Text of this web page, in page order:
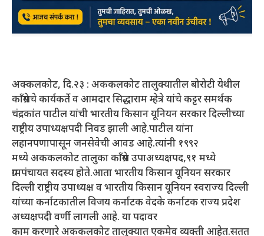
अक्कलकोट, दि.२३ : अककलकोट तालुक्यातील बोरोटी येथील
काँग्रेसचे कार्यकर्ते व आमदार सिद्धाराम म्हेत्रे यांचे कट्टर समर्थक
चंद्रकांत पाटील यांची भारतीय किसान यूनियन सरकार दिल्लीच्या
राष्ट्रीय उपाध्यक्षपदी निवड झाली आहे.पाटील यांना
लहानपणापासून जनसेवेची आवड आहे.त्यांनी १९९२
मध्ये अककलकोट तालुका काँग्रेस उपाअध्यक्षपद,९१ मध्ये
ग्रामपंचायत सदस्य होते.आता भारतीय किसान यूनियन सरकार
दिल्ली राष्ट्रीय उपाध्यक्ष व भारतीय किसान यूनियन स्वराज्य दिल्ली
यांच्या कर्नाटकातील विजय कर्नाटक वेदके कर्नाटक राज्य प्रदेश
अध्यक्षपदी वर्णी लागली आहे. या पदावर
काम करणारे अककलकोट तालुक्यात एकमेव व्यक्ती आहेत.सतत